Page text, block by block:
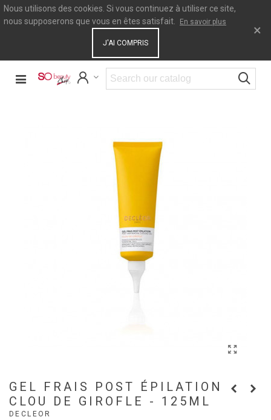
Nous utilisons des cookies. Si vous continuez à utiliser ce site,
nous supposerons que vous en êtes satisfait.
En savoir plus
J'AI COMPRIS
×
GEL FRAIS POST ÉPILATION
CLOU DE GIROFLE - 125ML
DECLEOR